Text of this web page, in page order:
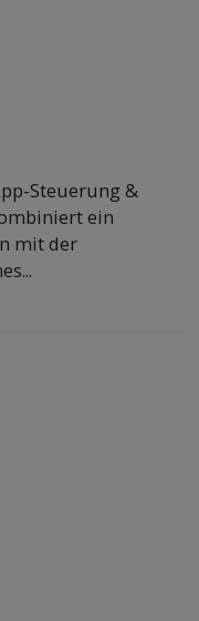
Steuerung &
ein
mit der